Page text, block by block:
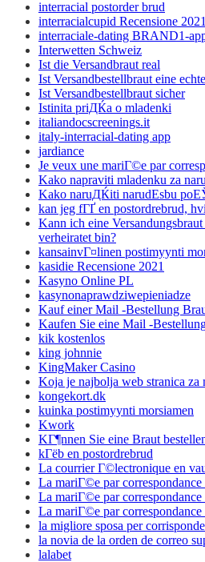
interracial postorder brud
interracialcupid Recensione 2021
interraciale-dating BRAND1-
Interwetten Schweiz
Ist die Versandbraut real
Ist Versandbestellbraut eine
Ist Versandbestellbraut sicher
Istinita priДЌa o mladenki
italiandocscreenings.it
italy-interracial-dating app
jardiance
Je veux une mariГ©e par
Kako napraviti mladenku za
Kako naruДЌiti narudЕѕbu
kan jeg fГҐ en postordrebrud,
Kann ich eine
verheiratet bin?
kansainvГ¤linen postimyynti
kasidie Recensione 2021
Kasyno Online PL
kasynonaprawdziwepieniadze
Kauf einer Mail -Bestellung
Kaufen Sie eine Mail -
kik kostenlos
king johnnie
KingMaker Casino
Koja je najbolja web stranica za
kongekort.dk
kuinka postimyynti morsiamen
Kwork
KГ¶nnen Sie eine Braut
kГёb en postordrebrud
La courrier Г©lectronique en
La mariГ©e par correspondance
La mariГ©e par correspondance
La mariГ©e par
la migliore sposa per
la novia de la orden de correo
lalabet